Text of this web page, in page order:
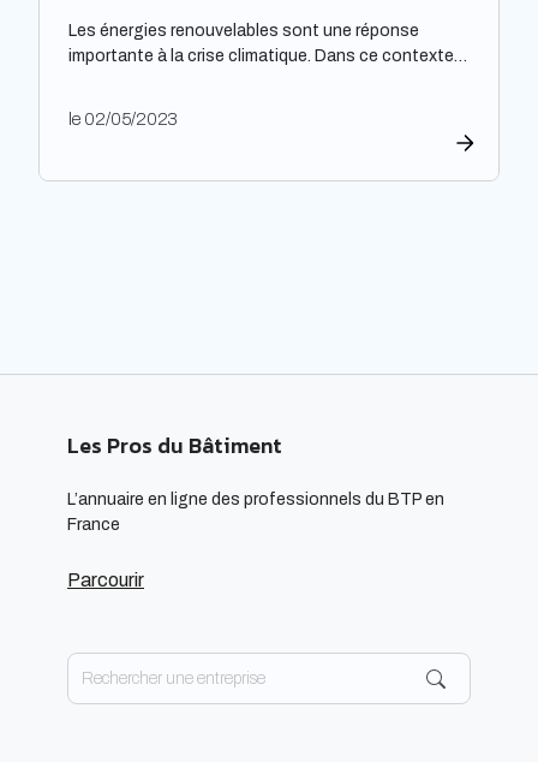
Les énergies renouvelables sont une réponse
importante à la crise climatique. Dans ce contexte,
construction et de l’aménagement des bâtiments.
l’adoption de cette approche, en développant des
le 02/05/2023
Les Pros du Bâtiment
L’annuaire en ligne des professionnels du BTP en
France
Parcourir